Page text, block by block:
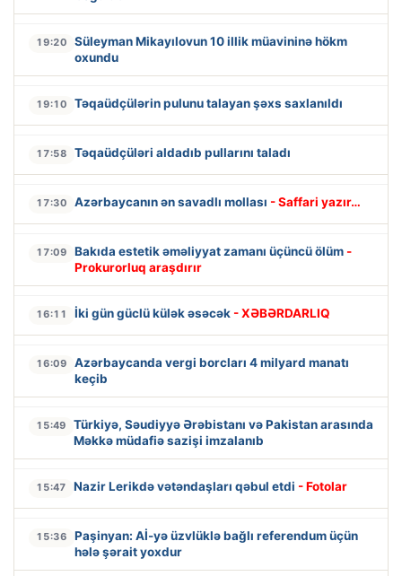
19:20
Süleyman Mikayılovun 10 illik müavininə hökm
oxundu
19:10 Təqaüdçülərin pulunu talayan şəxs saxlanıldı
17:58 Təqaüdçüləri aldadıb pullarını taladı
17:30 Azərbaycanın ən savadlı mollası - Saffari yazır…
17:09 Bakıda estetik əməliyyat zamanı üçüncü ölüm -
Prokurorluq araşdırır
16:11 İki gün güclü külək əsəcək - XƏBƏRDARLIQ
16:09
Azərbaycanda vergi borcları 4 milyard manatı
keçib
15:49
Türkiyə, Səudiyyə Ərəbistanı və Pakistan arasında
Məkkə müdafiə sazişi imzalanıb
15:47 Nazir Lerikdə vətəndaşları qəbul etdi - Fotolar
15:36
Paşinyan: Aİ-yə üzvlüklə bağlı referendum üçün
hələ şərait yoxdur